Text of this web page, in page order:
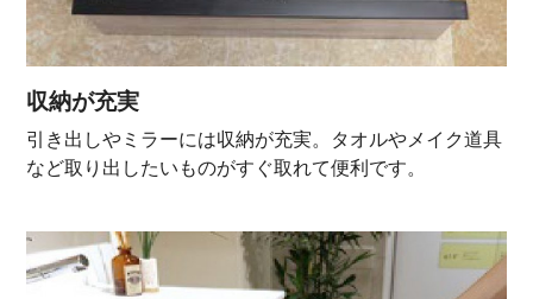
収納が充実
引き出しやミラーには収納が充実。タオルやメイク道具
など取り出したいものがすぐ取れて便利です。